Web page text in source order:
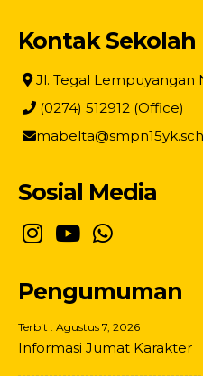
Kontak Sekolah
Jl. Tegal Lempuyangan
(0274) 512912 (Office)
Sosial Media
Pengumuman
Terbit : Agustus 7, 2026
Informasi Jumat Karakter